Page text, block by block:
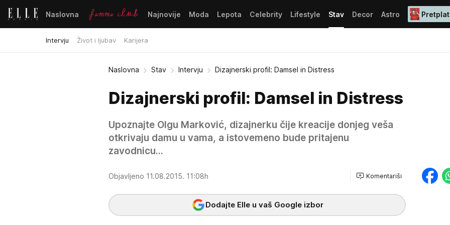
Naslovna Najnovije Moda Lepota Celebrity Lifestyle Stav
Intervju Život i ljubav Karijera
Decor Astro
Naslovna Stav Intervju Dizajnerski profil: Damsel in Distress
Dizajnerski profil: Damsel in Distress
Upoznajte Olgu Marković, dizajnerku čije kreacije donjeg veša
otkrivaju damu u vama, a istovemeno bude pritajenu
zavodnicu...
Objavljeno 11.08.2015. 11:08h Komentariši
Dodajte Elle u vaš Google izbor